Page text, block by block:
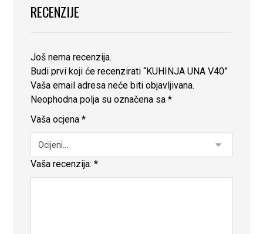
RECENZIJE
Još nema recenzija.
Budi prvi koji će recenzirati “KUHINJA UNA V40”
Vaša email adresa neće biti objavljivana.
Neophodna polja su označena sa*
Vaša ocjena*
Vaša recenzija:*